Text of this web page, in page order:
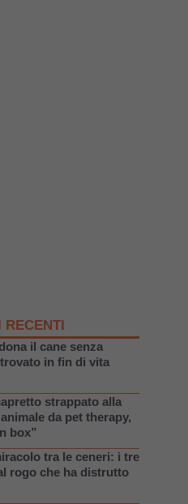
il cane senza
in fin di vita
strappato alla
da pet therapy,
box”
tra le ceneri: i tre
rogo che ha distrutto